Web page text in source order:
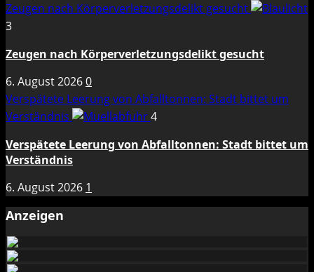
Zeugen nach Körperverletzungsdelikt gesucht
3
Zeugen nach Körperverletzungsdelikt gesucht
6. August 20260
Verspätete Leerung von Abfalltonnen: Stadt bittet um
Verständnis
4
Verspätete Leerung von Abfalltonnen: Stadt bittet um
Verständnis
6. August 2026 1
Anzeigen